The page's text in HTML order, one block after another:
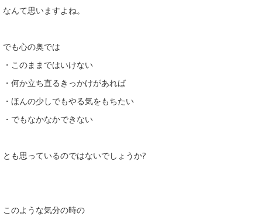
なんて思いますよね。
でも心の奥では
・このままではいけない
・何か立ち直るきっかけがあれば
・ほんの少しでもやる気をもちたい
・でもなかなかできない
とも思っているのではないでしょうか?
このような気分の時の